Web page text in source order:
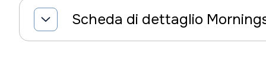
Scheda di dettaglio